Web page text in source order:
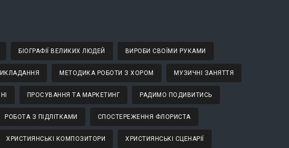
БІОГРАФІЇ ВЕЛИКИХ ЛЮДЕЙ ВИРОБИ СВОЇМИ РУКАМИ
МЕТОДИКА РОБОТИ З ХОРОМ МУЗИЧНІ ЗАНЯТТЯ
ПРОСУВАННЯ ТА МАРКЕТИНГ РАДИМО ПОДИВИТИСЬ
РОБОТА З ПІДЛІТКАМИ СПОСТЕРЕЖЕННЯ ФЛОРИСТА
ХРИСТИЯНСЬКІ КОМПОЗИТОРИ ХРИСТИЯНСЬКІ СЦЕНАРІЇ